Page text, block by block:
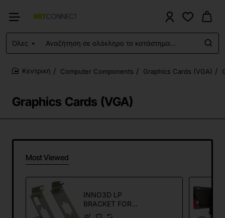
Όλες
Αναζήτηση
σε
ολόκληρο
το
Graphics Cards (VGA)
Computer Components Graphics Cards (VGA)
Most Viewed
INNO3D LP
BRACKET FOR
N73P